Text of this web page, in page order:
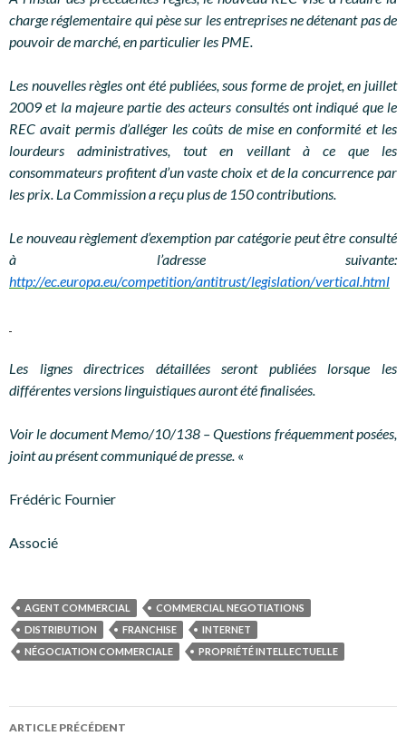
charge réglementaire qui pèse sur les entreprises ne détenant pas de
pouvoir de marché, en particulier les PME.
Les nouvelles règles ont été publiées, sous forme de projet, en juillet
2009 et la majeure partie des acteurs consultés ont indiqué que le
REC avait permis d’alléger les coûts de mise en conformité et les
lourdeurs administratives, tout en veillant à ce que les
consommateurs profitent d’un vaste choix et de la concurrence par
les prix. La Commission a reçu plus de 150 contributions.
Le nouveau règlement d’exemption par catégorie peut être consulté
à l’adresse suivante:
http://ec.europa.eu/competition/antitrust/legislation/vertical.html
Les lignes directrices détaillées seront publiées lorsque les
différentes versions linguistiques auront été finalisées.
Voir le document Memo/10/138 – Questions fréquemment posées,
joint au présent communiqué de presse. «
Frédéric Fournier
Associé
AGENT COMMERCIAL
COMMERCIAL NEGOTIATIONS
DISTRIBUTION
FRANCHISE
INTERNET
NÉGOCIATION COMMERCIALE
PROPRIÉTÉ INTELLECTUELLE
Navigation
ARTICLE PRÉCÉDENT